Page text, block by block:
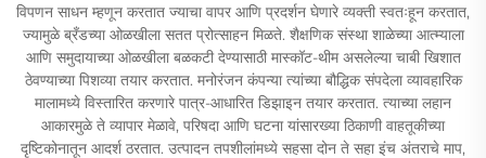
विपणन साधन म्हणून करतात ज्याचा वापर आणि प्रदर्शन घेणारे व्यक्ती स्वतःहून करतात,
ज्यामुळे ब्रँडच्या ओळखीला सतत प्रोत्साहन मिळते. शैक्षणिक संस्था शाळेच्या आत्म्याला
आणि समुदायाच्या ओळखीला बळकटी देण्यासाठी मास्कॉट-थीम असलेल्या चाबी खिशात
ठेवण्याच्या पिशव्या तयार करतात. मनोरंजन कंपन्या त्यांच्या बौद्धिक संपदेला व्यावहारिक
मालामध्ये विस्तारित करणारे पात्र-आधारित डिझाइन तयार करतात. त्याच्या लहान
आकारमुळे ते व्यापार मेळावे, परिषदा आणि घटना यांसारख्या ठिकाणी वाहतूकीच्या
दृष्टिकोनातून आदर्श ठरतात. उत्पादन तपशीलांमध्ये सहसा दोन ते सहा इंच अंतराचे माप,